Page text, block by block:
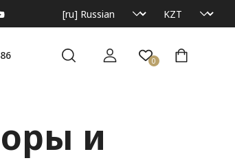
0
и